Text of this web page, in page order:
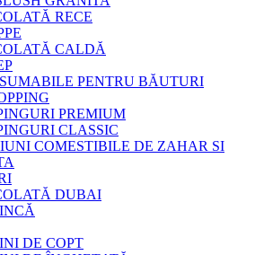
RECE
CALDĂ
PENTRU BĂUTURI
PREMIUM
CLASSIC
COMESTIBILE DE ZAHAR SI
DUBAI
DE COPT